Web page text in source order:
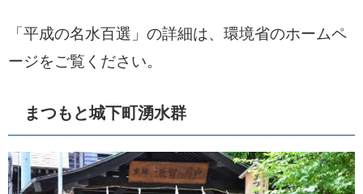
「平成の名水百選」の詳細は、環境省のホームペ
ージをご覧ください。
まつもと城下町湧水群